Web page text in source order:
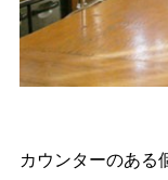
カウンターのある